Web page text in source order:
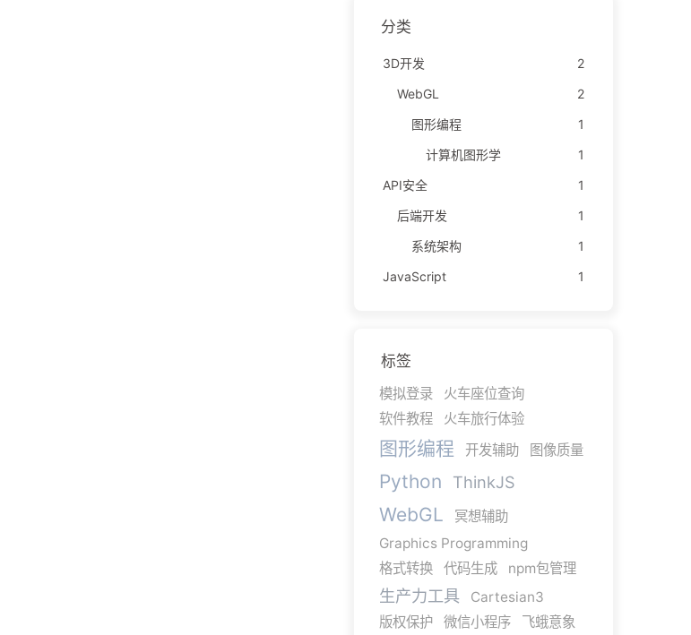
分类
3D开发
2
WebGL
2
图形编程
1
计算机图形学
1
API安全
1
后端开发
1
系统架构
1
JavaScript
1
标签
模拟登录
火车座位查询
软件教程
火车旅行体验
图形编程 开发辅助 图像质量
Python ThinkJS
WebGL
冥想辅助
Graphics Programming
格式转换
代码生成 npm包管理
生产力工具
Cartesian3
版权保护
微信小程序
飞蛾意象